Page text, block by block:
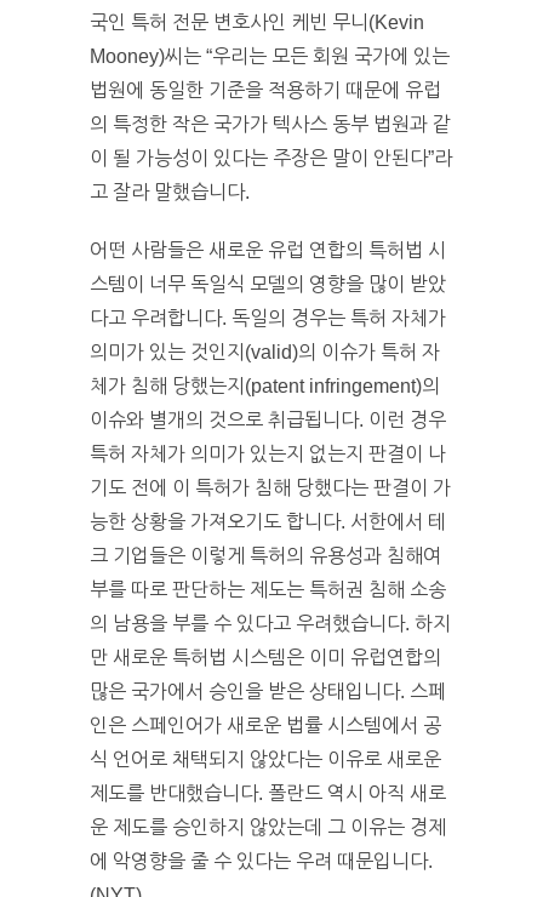
국인 특허 전문 변호사인 케빈 무니(Kevin
Mooney)씨는 “우리는 모든 회원 국가에 있는
법원에 동일한 기준을 적용하기 때문에 유럽
의 특정한 작은 국가가 텍사스 동부 법원과 같
이 될 가능성이 있다는 주장은 말이 안된다”라
고 잘라 말했습니다.
어떤 사람들은 새로운 유럽 연합의 특허법 시
스템이 너무 독일식 모델의 영향을 많이 받았
다고 우려합니다. 독일의 경우는 특허 자체가
의미가 있는 것인지(valid)의 이슈가 특허 자
체가 침해 당했는지(patent infringement)의
이슈와 별개의 것으로 취급됩니다. 이런 경우
특허 자체가 의미가 있는지 없는지 판결이 나
기도 전에 이 특허가 침해 당했다는 판결이 가
능한 상황을 가져오기도 합니다. 서한에서 테
크 기업들은 이렇게 특허의 유용성과 침해여
부를 따로 판단하는 제도는 특허권 침해 소송
의 남용을 부를 수 있다고 우려했습니다. 하지
만 새로운 특허법 시스템은 이미 유럽연합의
많은 국가에서 승인을 받은 상태입니다. 스페
인은 스페인어가 새로운 법률 시스템에서 공
식 언어로 채택되지 않았다는 이유로 새로운
제도를 반대했습니다. 폴란드 역시 아직 새로
운 제도를 승인하지 않았는데 그 이유는 경제
에 악영향을 줄 수 있다는 우려 때문입니다.